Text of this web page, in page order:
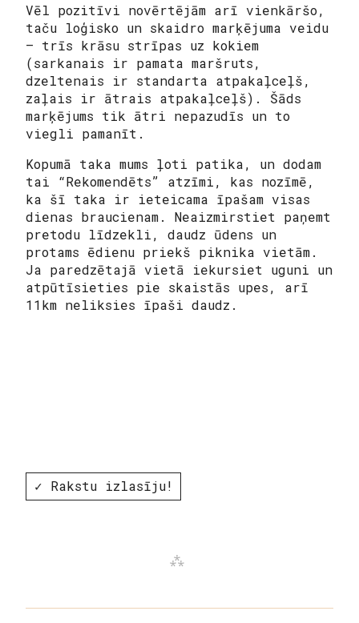
Vēl pozitīvi novērtējām arī vienkāršo,
taču loģisko un skaidro marķējuma veidu
— trīs krāsu strīpas uz kokiem
(sarkanais ir pamata maršruts,
dzeltenais ir standarta atpakaļceļš,
zaļais ir ātrais atpakaļceļš). Šāds
marķējums tik ātri nepazudīs un to
viegli pamanīt.
Kopumā taka mums ļoti patika, un dodam
tai “Rekomendēts” atzīmi, kas nozīmē,
ka šī taka ir ieteicama īpašam visas
dienas braucienam. Neaizmirstiet paņemt
pretodu līdzekli, daudz ūdens un
protams ēdienu priekš piknika vietām.
Ja paredzētajā vietā iekursiet uguni un
atpūtīsieties pie skaistās upes, arī
11km neliksies īpaši daudz.
✓ Rakstu izlasīju!